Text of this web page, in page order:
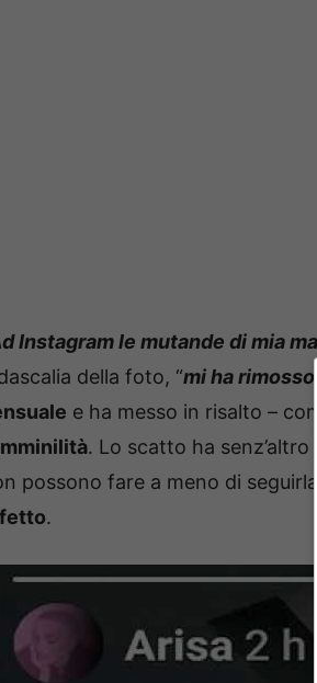
Instagram le mutande di mia
della foto, “mi ha rimosso
e ha messo in risalto –
. Lo scatto ha
possono fare a meno di
.